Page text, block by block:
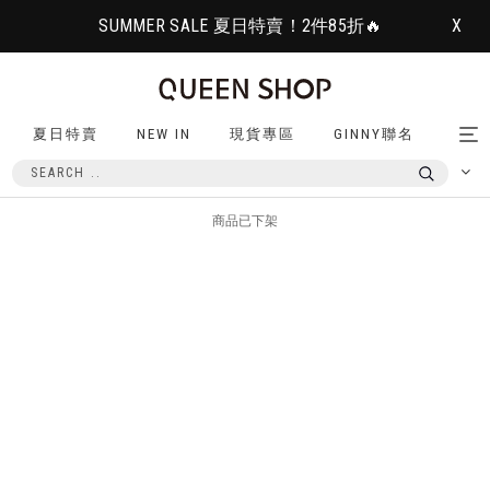
SUMMER SALE 夏日特賣！2件85折🔥 X
夏日特賣 NEW IN 現貨專區 GINNY聯名
商品已下架